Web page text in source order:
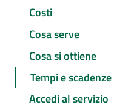
Costi
Cosa serve
Cosa si ottiene
Tempi e scadenze
Accedi al servizio